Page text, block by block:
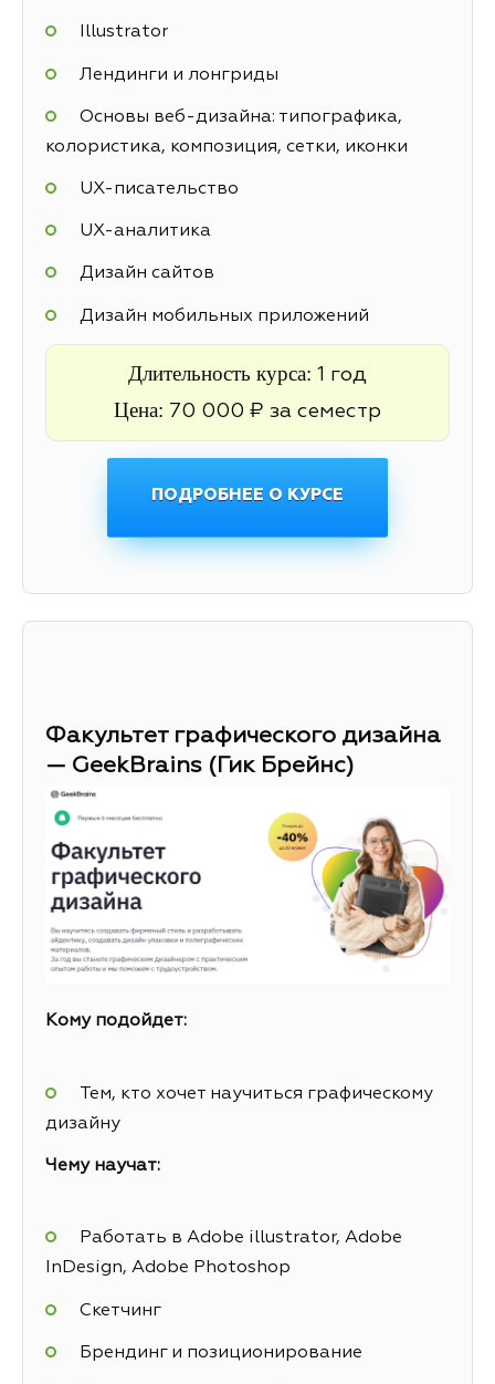
Illustrator
Лендинги и лонгриды
Основы веб-дизайна: типографика,
колористика, композиция, сетки, иконки
UX-писательство
UX-аналитика
Дизайн сайтов
Дизайн мобильных приложений
Длительность курса: 1 год
Цена: 70 000 ₽ за семестр
ПОДРОБНЕЕ О КУРСЕ
Факультет графического дизайна
— GeekBrains (Гик Брейнс)
Кому подойдет:
Тем, кто хочет научиться графическому
дизайну
Чему научат:
Работать в Adobe illustrator, Adobe
InDesign, Adobe Photoshop
Скетчинг
Брендинг и позиционирование